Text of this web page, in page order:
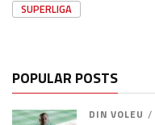
SUPERLIGA
POPULAR POSTS
DIN VOLEU